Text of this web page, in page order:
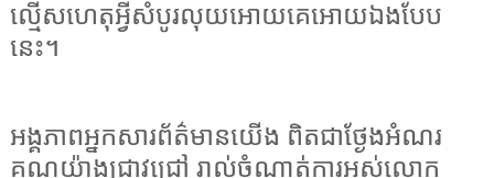
ល្មើសហេតុអ្វីសំបូរលុយអោយគេអោយឯងបែប
នេះ។
អង្គភាពអ្នកសារព័ត៌មានយើង ពិតជាថ្ងែងអំណរ
គុណយ៉ាងជ្រាវជ្រៅ រាល់ចំណាត់ការអស់លោក